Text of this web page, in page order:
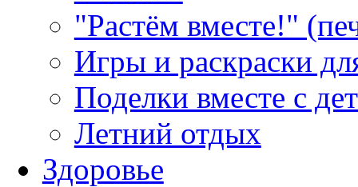
"Растём вместе!"
Игры и раскраски
Поделки вместе с
Летний отдых
Здоровье